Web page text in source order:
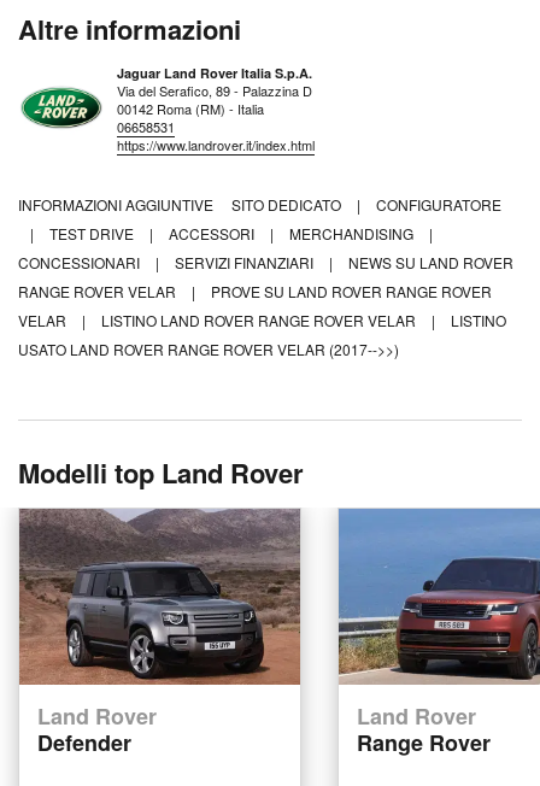
Altre informazioni
Jaguar Land Rover Italia S.p.A.
Via del Serafico, 89 - Palazzina D
00142 Roma (RM) - Italia
06658531
https://www.landrover.it/index.html
INFORMAZIONI AGGIUNTIVE SITO DEDICATO |
CONFIGURATORE
|
TEST DRIVE | ACCESSORI | MERCHANDISING
|
CONCESSIONARI
| SERVIZI FINANZIARI |
NEWS SU LAND ROVER
RANGE ROVER VELAR
|
PROVE SU LAND ROVER RANGE ROVER
VELAR
| LISTINO LAND ROVER RANGE ROVER VELAR |
LISTINO
USATO LAND ROVER RANGE ROVER VELAR (2017-->>)
Modelli top Land Rover
Land Rover
Defender
Land Rover
Range Rover